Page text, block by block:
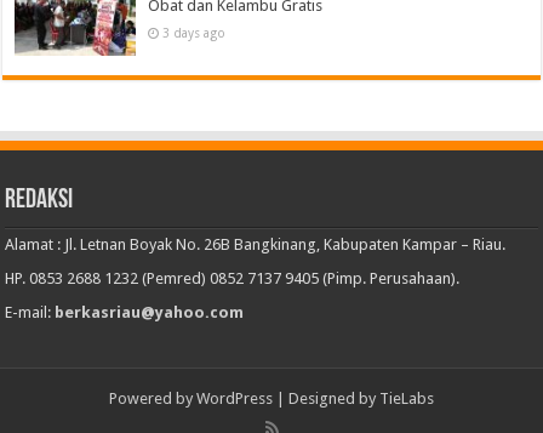
Obat dan Kelambu Gratis
3 days ago
Redaksi
Alamat : Jl. Letnan Boyak No. 26B Bangkinang, Kabupaten Kampar – Riau.
HP. 0853 2688 1232 (Pemred) 0852 7137 9405 (Pimp. Perusahaan).
E-mail: berkasriau@yahoo.com
Powered by WordPress | Designed by TieLabs